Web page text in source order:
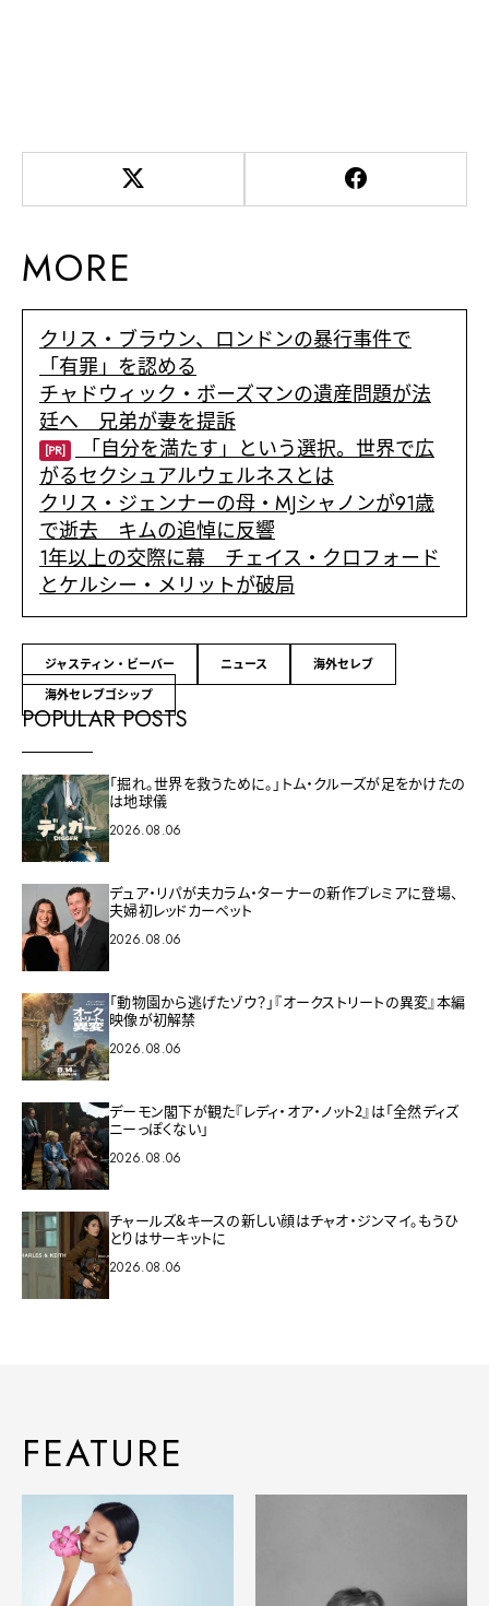
MORE
クリス・ブラウン、ロンドンの暴行事件で
「有罪」を認める
チャドウィック・ボーズマンの遺産問題が法
廷へ 兄弟が妻を提訴
[PR]
「自分を満たす」という選択。世界で広
がるセクシュアルウェルネスとは
クリス・ジェンナーの母・MJシャノンが91歳
で逝去 キムの追悼に反響
1年以上の交際に幕 チェイス・クロフォード
とケルシー・メリットが破局
ジャスティン・ビーバー ニュース
海外セレブ
海外セレブゴシップ
POPULAR POSTS
「掘れ。世界を救うために。」トム・クルーズが足をかけたの
は地球儀
2026.08.06
デュア・リパが夫カラム・ターナーの新作プレミアに登場、
夫婦初レッドカーペット
2026.08.06
「動物園から逃げたゾウ？」『オークストリートの異変』本編
映像が初解禁
2026.08.06
デーモン閣下が観た『レディ・オア・ノット2』は「全然ディズ
ニーっぽくない」
2026.08.06
チャールズ&キースの新しい顔はチャオ・ジンマイ。もうひ
とりはサーキットに
2026.08.06
FEATURE